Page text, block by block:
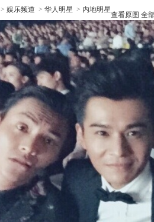
> 娱乐频道 > 华人明星 > 内地明星
查看原图 全